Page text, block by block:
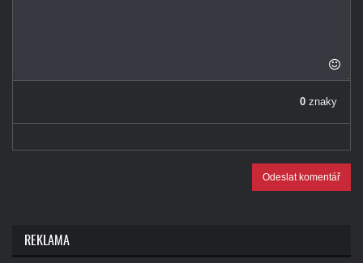
0 znaky
Odeslat komentář
REKLAMA